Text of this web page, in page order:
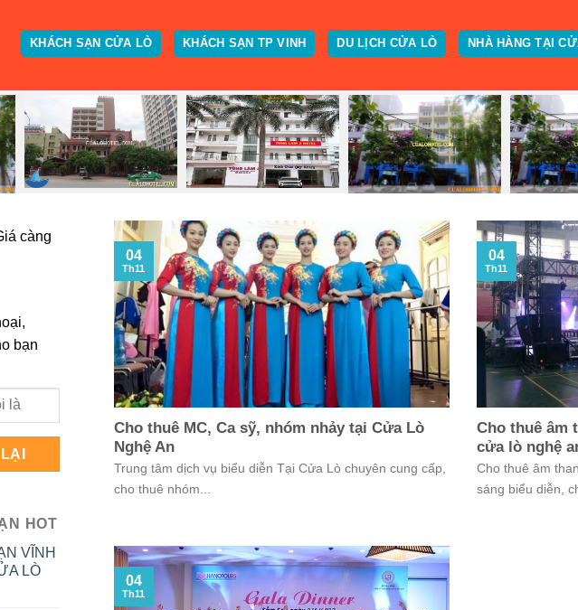
KHÁCH SẠN CỬA LÒ KHÁCH SẠN TP VINH DU LỊCH CỬA LÒ NHÀ HÀNG TẠI
càng
bạn
HOT
VĨNH
LÒ
Cho thuê MC, Ca sỹ, nhóm nhảy tại Cửa Lò
Nghệ An
Trung tâm dịch vụ biểu diễn Tại Cửa Lò chuyên cung cấp,
cho thuê nhóm...
04
Th11
Cho thuê âm
cửa lò nghệ
Cho thuê âm
sáng biểu diễn,
04
Th11
04
Th11